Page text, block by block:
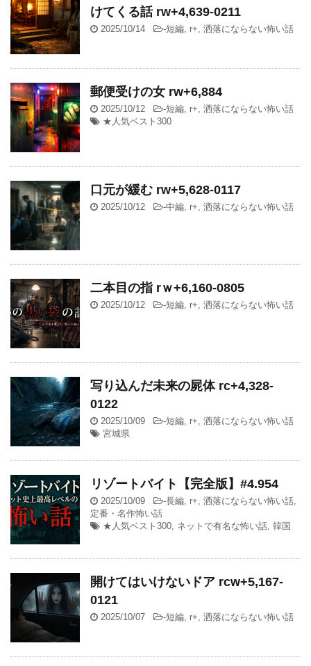
けてくる話 rw+4,639-0211
2025/10/14 -短編, r+, 洒落にならない怖い話
郵便受けの女 rw+6,884
2025/10/12 -短編, r+, 洒落にならない怖い話
★人気ベスト300
口元が緩む rw+5,628-0117
2025/10/12 -中編, r+, 洒落にならない怖い話
二本目の指 rｗ+6,160-0805
2025/10/12 -短編, r+, 洒落にならない怖い話
写り込んだ未来の屍体 rc+4,328-
0122
2025/10/09 -短編, r+, 洒落にならない怖い話
宮城県
リゾートバイト【完全版】#4.954
2025/10/09 -長編, r+, 洒落にならない怖い話,
定番・名作怖い話
★人気ベスト300, ネットで有名な怖い話, 韓国
開けてはいけないドア rcw+5,167-
0121
2025/10/07 -短編, r+, 洒落にならない怖い話